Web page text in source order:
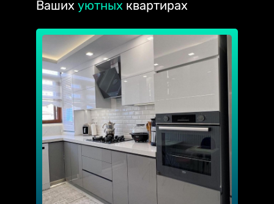
Ваших уютных квартирах